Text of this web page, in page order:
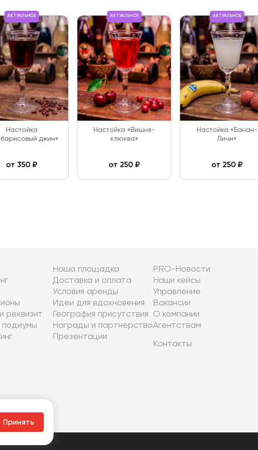
АКТУАЛЬНОЕ
Настойка
джин»
от 350₽
АКТУАЛЬНОЕ
Настойка «Вишня-
клюква»
от 250₽
АКТУАЛЬНОЕ
Настойка «Банан-
Личи»
от 250₽
реквизит
Наша площадка
Доставка и оплата
Условия аренды
Идеи для вдохновения
География присутствия
Награды и партнерство
Презентации
PRO-Новости
Наши кейсы
Управление
Вакансии
О компании
Агентствам
Контакты
Принять